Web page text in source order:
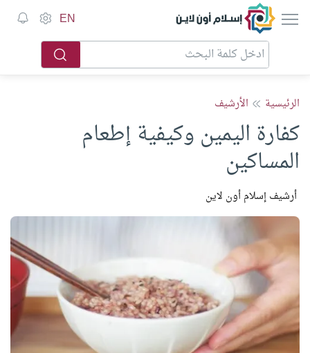
إسلام أون لاين EN
الرئيسية الأرشيف
كفارة اليمين وكيفية إطعام
المساكين
أرشيف إسلام أون لاين